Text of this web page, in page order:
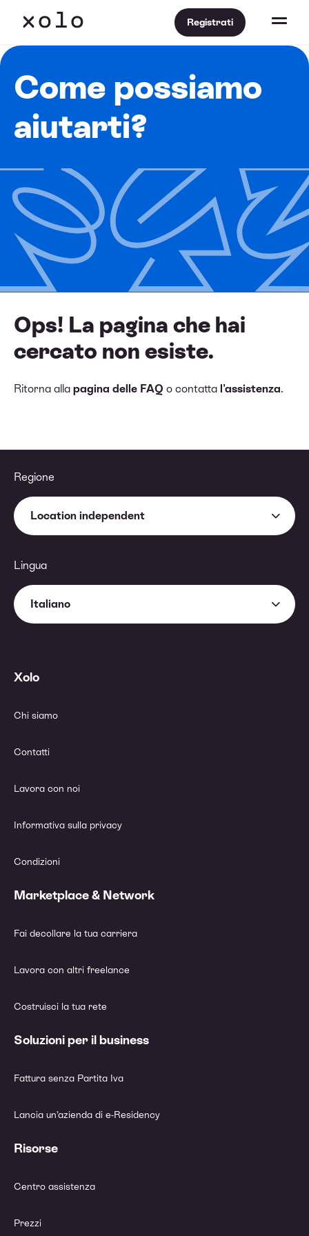
Registrati
Come possiamo
aiutarti?
Ops! La pagina che hai
cercato non esiste.
Ritorna alla pagina delle FAQ o contatta l'assistenza.
Regione
Location independent
Lingua
Italiano
Xolo
Chi siamo
Contatti
Lavora con noi
Informativa sulla privacy
Condizioni
Marketplace & Network
Fai decollare la tua carriera
Lavora con altri freelance
Costruisci la tua rete
Soluzioni per il business
Fattura senza Partita Iva
Lancia un’azienda di e-Residency
Risorse
Centro assistenza
Prezzi